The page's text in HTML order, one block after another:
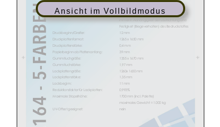
Ansicht im Vollbildmodus